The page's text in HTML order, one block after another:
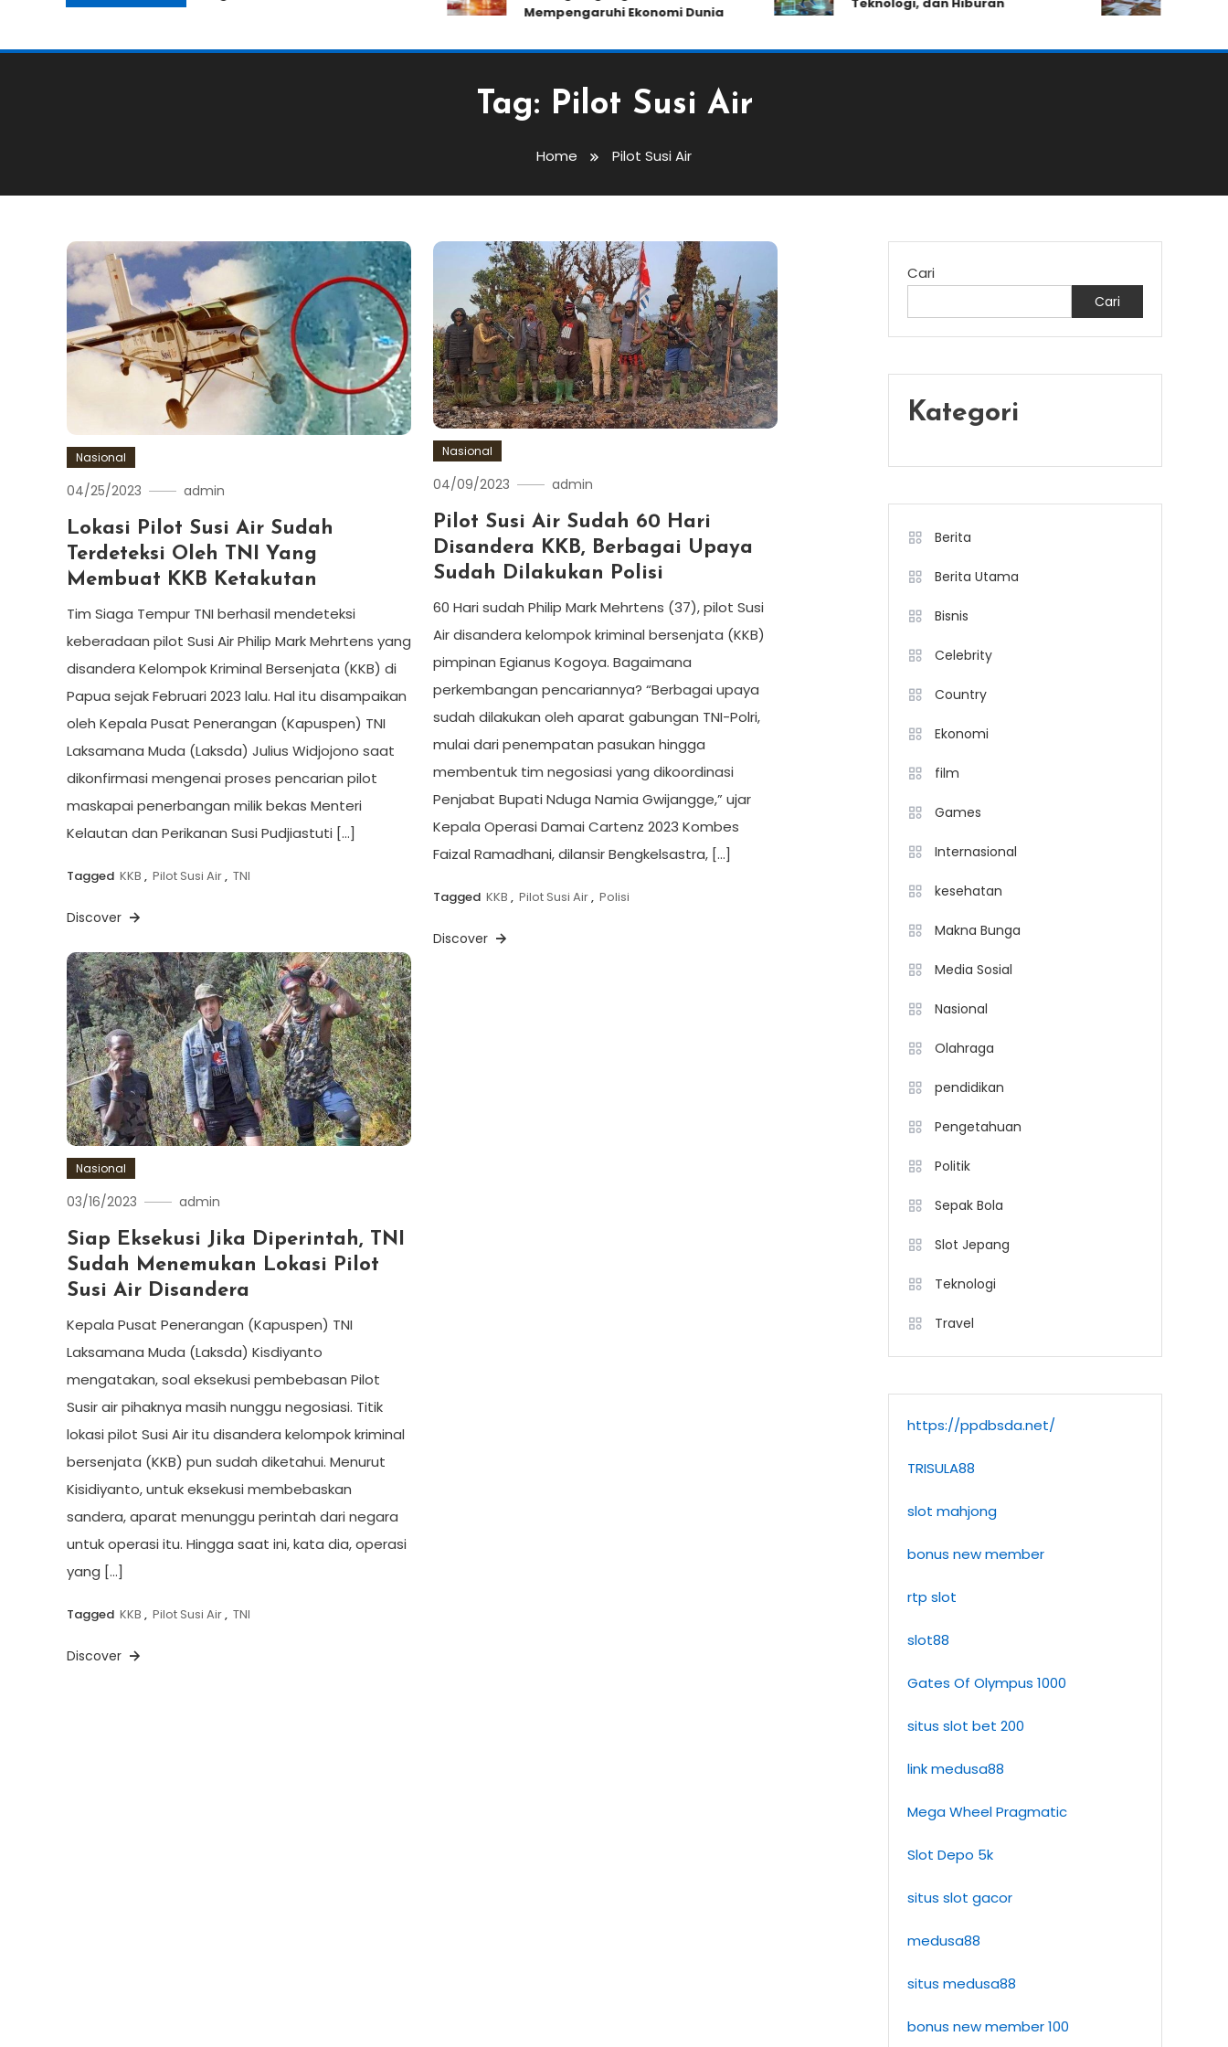
Mempengaruhi Ekonomi Dunia
Tag: Pilot Susi Air
Home Pilot Susi Air
Nasional
04/25/2023 admin
Lokasi Pilot Susi Air Sudah
Terdeteksi Oleh TNI Yang
Membuat KKB Ketakutan
Tim Siaga Tempur TNI berhasil mendeteksi
keberadaan pilot Susi Air Philip Mark Mehrtens yang
disandera Kelompok Kriminal Bersenjata (KKB) di
Papua sejak Februari 2023 lalu. Hal itu disampaikan
oleh Kepala Pusat Penerangan (Kapuspen) TNI
Laksamana Muda (Laksda) Julius Widjojono saat
dikonfirmasi mengenai proses pencarian pilot
maskapai penerbangan milik bekas Menteri
Kelautan dan Perikanan Susi Pudjiastuti […]
Tagged KKB , Pilot Susi Air, TNI
Discover
Nasional
04/09/2023 admin
Pilot Susi Air Sudah 60 Hari
Disandera KKB, Berbagai Upaya
Sudah Dilakukan Polisi
60 Hari sudah Philip Mark Mehrtens (37), pilot Susi
Air disandera kelompok kriminal bersenjata (KKB)
pimpinan Egianus Kogoya. Bagaimana
perkembangan pencariannya? “Berbagai upaya
sudah dilakukan oleh aparat gabungan TNI-Polri,
mulai dari penempatan pasukan hingga
membentuk tim negosiasi yang dikoordinasi
Penjabat Bupati Nduga Namia Gwijangge,” ujar
Kepala Operasi Damai Cartenz 2023 Kombes
Faizal Ramadhani, dilansir Bengkelsastra, […]
Tagged KKB , Pilot Susi Air, Polisi
Discover
Nasional
03/16/2023 admin
Siap Eksekusi Jika Diperintah, TNI
Sudah Menemukan Lokasi Pilot
Susi Air Disandera
Kepala Pusat Penerangan (Kapuspen) TNI
Laksamana Muda (Laksda) Kisdiyanto
mengatakan, soal eksekusi pembebasan Pilot
Susir air pihaknya masih nunggu negosiasi. Titik
lokasi pilot Susi Air itu disandera kelompok kriminal
bersenjata (KKB) pun sudah diketahui. Menurut
Kisidiyanto, untuk eksekusi membebaskan
sandera, aparat menunggu perintah dari negara
untuk operasi itu. Hingga saat ini, kata dia, operasi
yang […]
Tagged KKB , Pilot Susi Air, TNI
Discover
Cari
Cari
Kategori
Berita
Berita Utama
Bisnis
Celebrity
Country
Ekonomi
film
Games
Internasional
kesehatan
Makna Bunga
Media Sosial
Nasional
Olahraga
pendidikan
Pengetahuan
Politik
Sepak Bola
Slot Jepang
Teknologi
Travel
https://ppdbsda.net/
TRISULA88
slot mahjong
bonus new member
rtp slot
slot88
Gates Of Olympus 1000
situs slot bet 200
link medusa88
Mega Wheel Pragmatic
Slot Depo 5k
situs slot gacor
medusa88
situs medusa88
bonus new member 100